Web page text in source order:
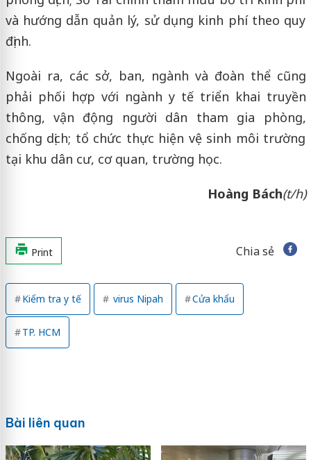
và hướng dẫn quản lý, sử dụng kinh phí theo quy
định.
Ngoài ra, các sở, ban, ngành và đoàn thể cũng
phải phối hợp với ngành y tế triển khai truyền
thông, vận động người dân tham gia phòng,
chống dịch; tổ chức thực hiện vệ sinh môi trường
tại khu dân cư, cơ quan, trường học.
Hoàng Bách(t/h)
Print Chia sẻ
Kiểm tra y tế virus Nipah Cửa khẩu
TP. HCM
Bài liên quan